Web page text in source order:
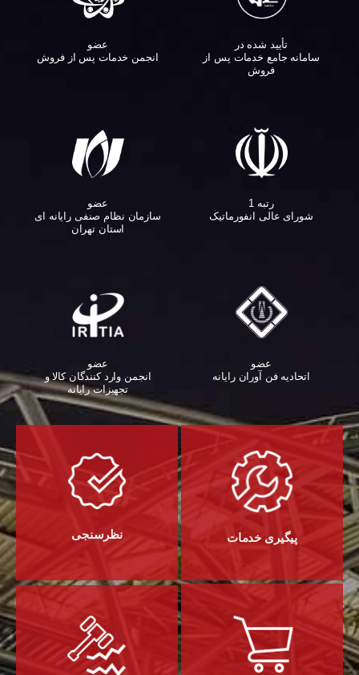
تأیید شده در
سامانه جامع خدمات پس از
فروش
عضو
انجمن خدمات پس از فروش
رتبه 1
شورای عالی انفورماتیک
عضو
سازمان نظام صنفی رایانه ای
استان تهران
عضو
اتحادیه فن آوران رایانه
عضو
انجمن وارد کنندگان کالا و
تجهیزات رایانه‌
پیگیری خدمات نظرسنجی